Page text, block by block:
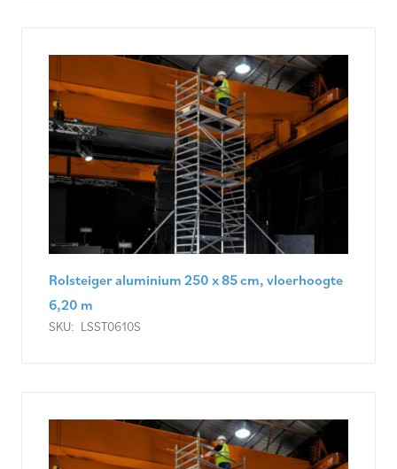
Rolsteiger aluminium 250 x 85 cm, vloerhoogte
6,20 m
SKU: LSST0610S